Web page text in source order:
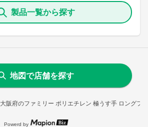
大阪府のファミリー ポリエチレン 極うす手 ロングフ
製品一覧から探す
地図で店舗を探す
Powerd by